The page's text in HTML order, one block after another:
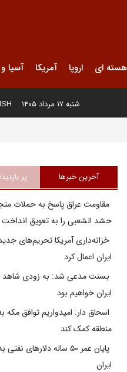
هسته ای اروپا آمریکا آسیا
شنبه ۱۷ مرداد ۱۴۰۵
آخرین خبرها پر
مقاومت عراق پاسخ به حملات
حشد الشعبی را به تعویق انداخت
خزانه‌داری آمریکا تحریم‌های
ایران اعمال کرد
بسنت مدعی شد: به زودی شاهد
ایران خواهیم بود
اسحاق دار: امیدواریم توافق مکه
منطقه کمک کند
پایان عمر ۵۰ ساله دلارهای
ایران